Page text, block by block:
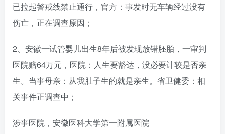
已拉起警戒线禁止通行，官方：事发时无车辆经过没有
伤亡，正在调查原因；
2、安徽一试管婴儿出生8年后被发现放错胚胎，一审判
医院赔64万元，医院：人生要豁达，没必要计较是否亲
生。当事母亲：从我肚子生的就是亲生。省卫健委：相
关事件正调查中；
涉事医院，安徽医科大学第一附属医院